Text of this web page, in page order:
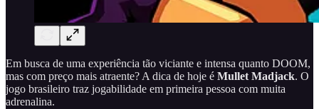
Em busca de uma experiência tão viciante e intensa quanto DOOM,
mas com preço mais atraente? A dica de hoje é Mullet Madjack. O
jogo brasileiro traz jogabilidade em primeira pessoa com muita
adrenalina.